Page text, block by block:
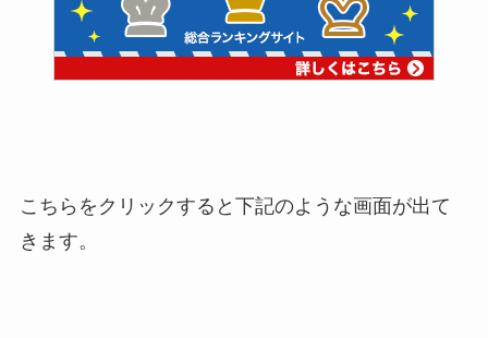
こちらをクリックすると下記のような画面が出て
きます。